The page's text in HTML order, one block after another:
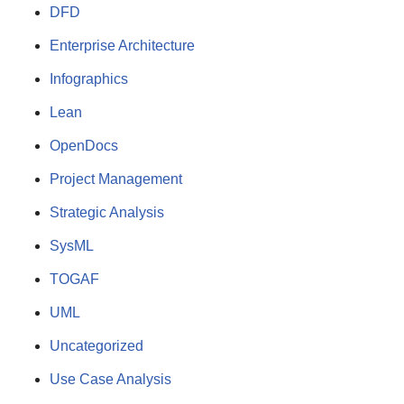
DFD
Enterprise Architecture
Infographics
Lean
OpenDocs
Project Management
Strategic Analysis
SysML
TOGAF
UML
Uncategorized
Use Case Analysis